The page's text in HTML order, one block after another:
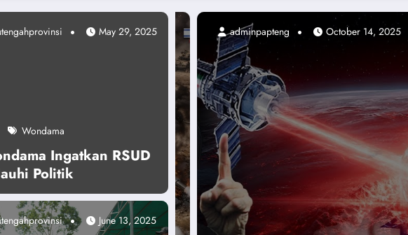
Wondama
Ingatkan RSUD
Politik
May 29, 2025
June 13, 2025
adminpapteng October 14, 2025